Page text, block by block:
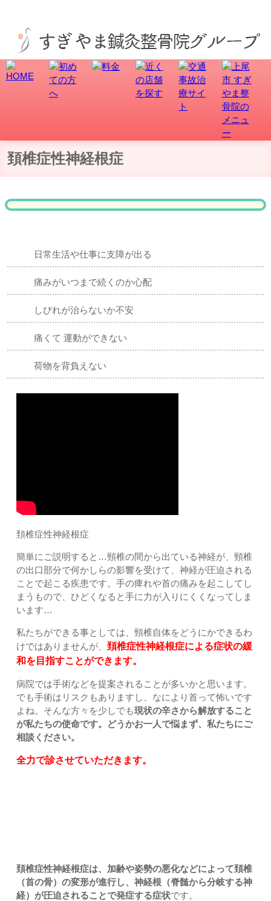
頚椎症性神経根症
日常生活や仕事に支障が出る
痛みがいつまで続くのか心配
しびれが治らないか不安
痛くて 運動ができない
荷物を背負えない
頚椎症性神経根症
簡単にご説明すると…頸椎の間から出ている神経が、頸椎
の出口部分で何かしらの影響を受けて、神経が圧迫される
ことで起こる疾患です。手の痺れや首の痛みを起こしてし
まうもので、ひどくなると手に力が入りにくくなってしま
います…
私たちができる事としては、頸椎自体をどうにかできるわ
けではありませんが、 頚椎症性神経根症による症状の緩
和を目指すことができます。
病院では手術などを提案されることが多いかと思います。
でも手術はリスクもありますし、なにより首って怖いです
よね。そんな方々を少しでも現状の辛さから解放すること
が私たちの使命です。どうかお一人で悩まず、私たちにご
相談ください。
全力で診させていただきます。
頚椎症性神経根症は、加齢や姿勢の悪化などによって頚椎
（首の骨）の変形が進行し、神経根（脊髄から分岐する神
経）が圧迫されることで発症する症状です。